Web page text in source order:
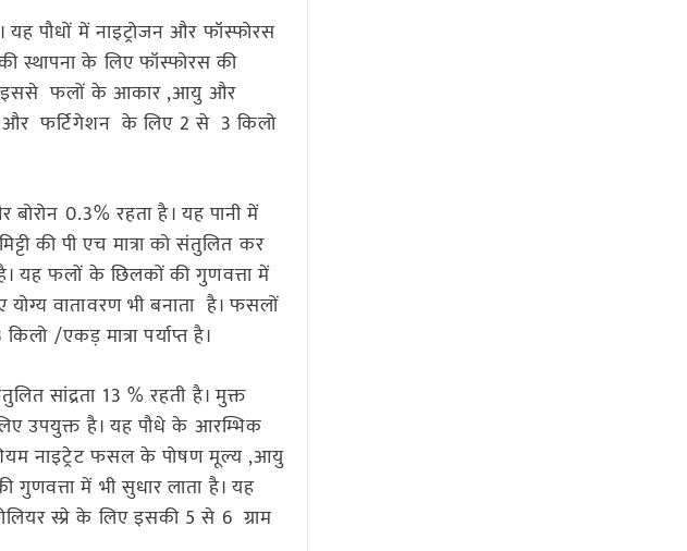
पौधों में नाइट्रोजन और फॉस्फोरस
स्थापना के लिए फॉस्फोरस की
है। इससे फलों के आकार ,आयु और
और फर्टिगेशन के लिए 2 से 3 किलो
0.3% रहता है। यह पानी में
की पी एच मात्रा को संतुलित कर
यह फलों के छिलकों की गुणवत्ता में
योग्य वातावरण भी बनाता है। फसलों
/एकड़ मात्रा पर्याप्त है।
सांद्रता 13 % रहती है। मुक्त
उपयुक्त है। यह पौधे के आरम्भिक
नाइट्रेट फसल के पोषण मूल्य ,आयु
में भी सुधार लाता है। यह
स्प्रे के लिए इसकी 5 से 6 ग्राम